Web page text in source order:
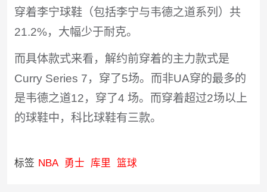
穿着李宁球鞋（包括李宁与韦德之道系列）共
21.2%，大幅少于耐克。
而具体款式来看，解约前穿着的主力款式是
Curry Series 7，穿了5场。而非UA穿的最多的
是韦德之道12，穿了4 场。而穿着超过2场以上
的球鞋中，科比球鞋有三款。
标签 NBA 勇士 库里 篮球